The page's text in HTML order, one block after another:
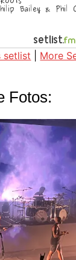
setlist More
Fotos: